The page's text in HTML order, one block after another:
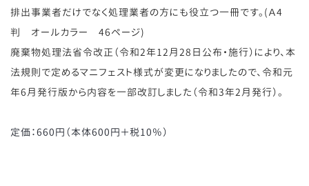
排出事業者だけでなく処理業者の方にも役立つ一冊です。(Ａ4
判 オールカラー 46ページ)
廃棄物処理法省令改正（令和2年12月28日公布・施行）により、本
法規則で定めるマニフェスト様式が変更になりましたので、令和元
年6月発行版から内容を一部改訂しました（令和3年2月発行）。
定価：660円（本体600円＋税10％）